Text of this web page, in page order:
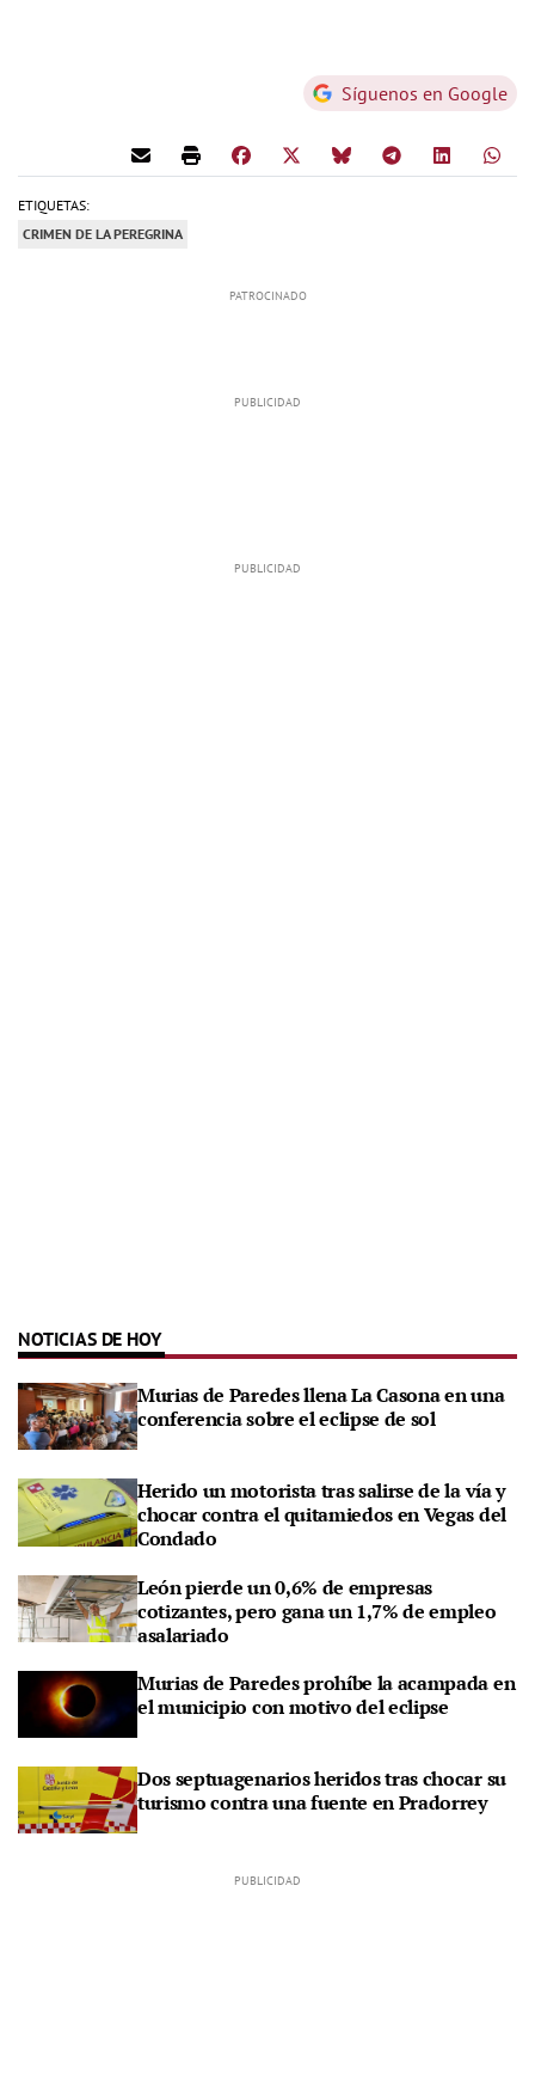
Síguenos en Google
ETIQUETAS:
CRIMEN DE LA PEREGRINA
NOTICIAS DE HOY
Murias de Paredes llena La Casona en una
conferencia sobre el eclipse de sol
Herido un motorista tras salirse de la vía y
chocar contra el quitamiedos en Vegas del
Condado
León pierde un 0,6% de empresas
cotizantes, pero gana un 1,7% de empleo
asalariado
Murias de Paredes prohíbe la acampada en
el municipio con motivo del eclipse
Dos septuagenarios heridos tras chocar su
turismo contra una fuente en Pradorrey